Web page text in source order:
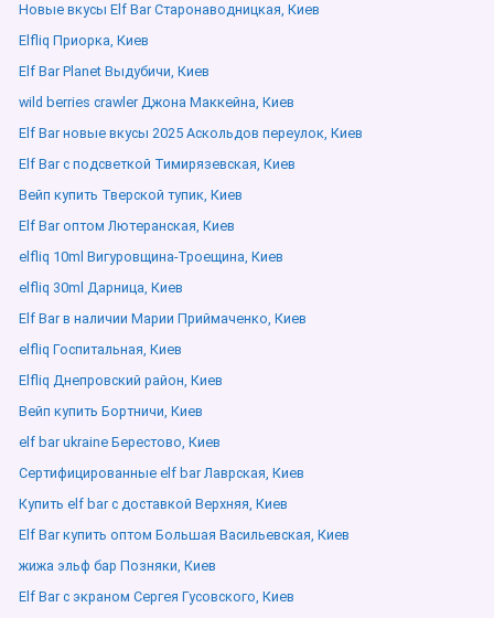
Новые вкусы Elf Bar Старонаводницкая, Киев
Elfliq Приорка, Киев
Elf Bar Planet Выдубичи, Киев
wild berries crawler Джона Маккейна, Киев
Elf Bar новые вкусы 2025 Аскольдов переулок, Киев
Elf Bar с подсветкой Тимирязевская, Киев
Вейп купить Тверской тупик, Киев
Elf Bar оптом Лютеранская, Киев
elfliq 10ml Вигуровщина-Троещина, Киев
elfliq 30ml Дарница, Киев
Elf Bar в наличии Марии Приймаченко, Киев
elfliq Госпитальная, Киев
Elfliq Днепровский район, Киев
Вейп купить Бортничи, Киев
elf bar ukraine Берестово, Киев
Сертифицированные elf bar Лаврская, Киев
Купить elf bar с доставкой Верхняя, Киев
Elf Bar купить оптом Большая Васильевская, Киев
жижа эльф бар Позняки, Киев
Elf Bar с экраном Сергея Гусовского, Киев